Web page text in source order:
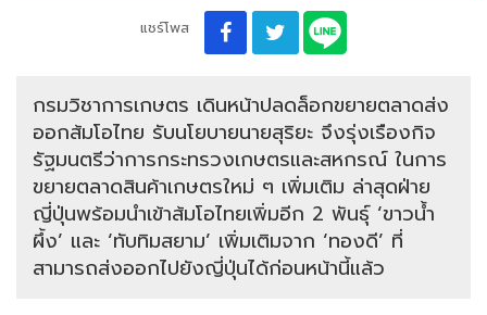
แชร์โพส
กรมวิชาการเกษตร เดินหน้าปลดล็อกขยายตลาดส่ง
ออกส้มโอไทย รับนโยบายนายสุริยะ จึงรุ่งเรืองกิจ
รัฐมนตรีว่าการกระทรวงเกษตรและสหกรณ์ ในการ
ขยายตลาดสินค้าเกษตรใหม่ ๆ เพิ่มเติม ล่าสุดฝ่าย
ญี่ปุ่นพร้อมนำเข้าส้มโอไทยเพิ่มอีก 2 พันธุ์ ‘ขาวน้ำ
ผึ้ง’ และ ‘ทับทิมสยาม’ เพิ่มเติมจาก ‘ทองดี’ ที่
สามารถส่งออกไปยังญี่ปุ่นได้ก่อนหน้านี้แล้ว